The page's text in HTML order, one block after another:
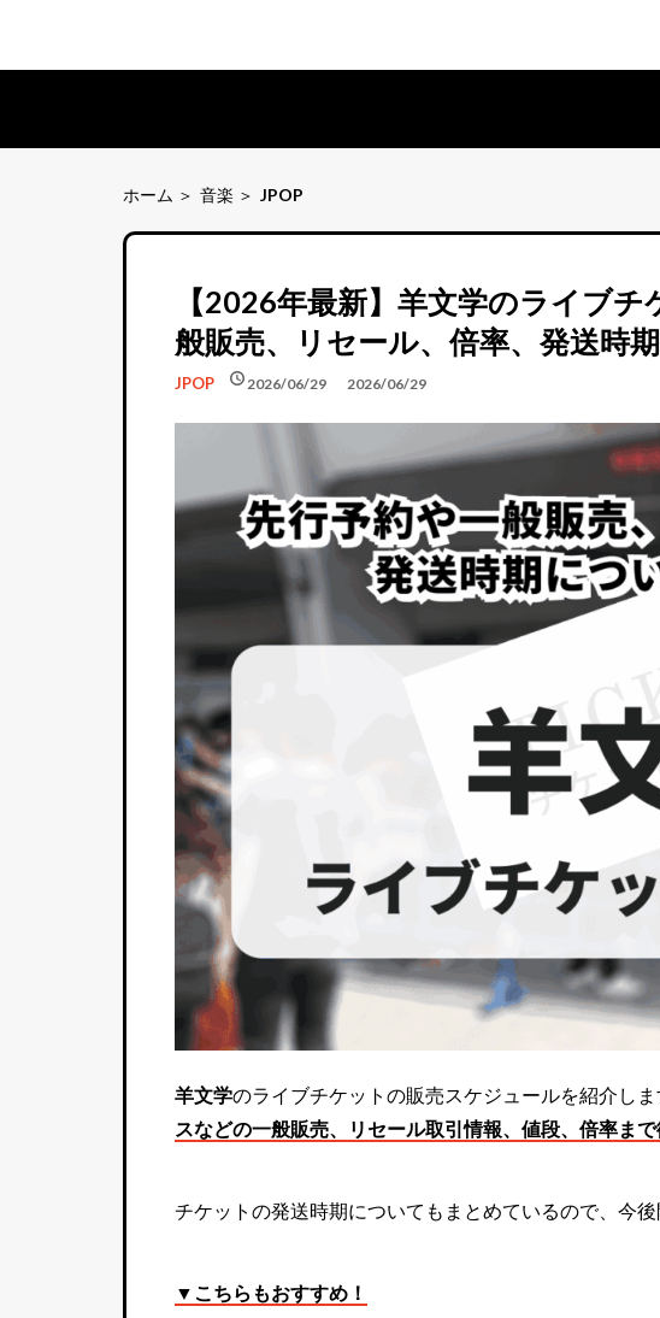
ホーム 音楽 JPOP
【2026年最新】羊文学のライブ
般販売、リセール、倍率、発送時
JPOP schedule2026/06/29
schedule 2026/06/29
羊文学のライブチケットの販売スケジュールを紹介しま
スなどの一般販売、リセール取引情報、値段、倍率まで
チケットの発送時期についてもまとめているので、今
▼こちらもおすすめ！